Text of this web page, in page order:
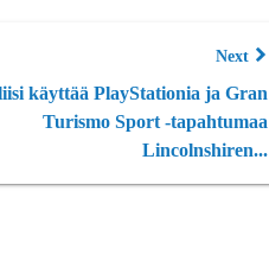
Next
käyttää PlayStationia ja Gran
Turismo Sport -tapahtumaa
Lincolnshiren...